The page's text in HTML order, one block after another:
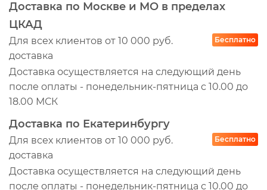
Доставка по Москве и МО в пределах
ЦКАД
Для всех клиентов от 10 000 руб.
доставка
Бесплатно
Доставка осуществляется на следующий день
после оплаты - понедельник-пятница с 10.00 до
18.00 МСК
Доставка по Екатеринбургу
Для всех клиентов от 10 000 руб.
доставка
Бесплатно
Доставка осуществляется на следующий день
после оплаты - понедельник-пятница с 10.00 до